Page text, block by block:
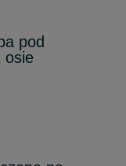
pod
osie